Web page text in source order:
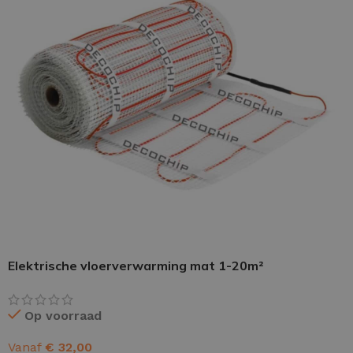
PU GIETVLOER
Gietvloer woonruimte
Tegelprimer
Elektrische vloerverwarming mat 1-20m²
Op voorraad
Vanaf € 32,00